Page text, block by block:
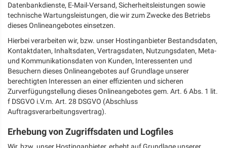
Datenbankdienste, E-Mail-Versand, Sicherheitsleistungen sowie
technische Wartungsleistungen, die wir zum Zwecke des Betriebs
dieses Onlineangebotes einsetzen.
Hierbei verarbeiten wir, bzw. unser Hostinganbieter Bestandsdaten,
Kontaktdaten, Inhaltsdaten, Vertragsdaten, Nutzungsdaten, Meta-
und Kommunikationsdaten von Kunden, Interessenten und
Besuchern dieses Onlineangebotes auf Grundlage unserer
berechtigten Interessen an einer effizienten und sicheren
Zurverfügungstellung dieses Onlineangebotes gem. Art. 6 Abs. 1 lit.
f DSGVO i.V.m. Art. 28 DSGVO (Abschluss
Auftragsverarbeitungsvertrag).
Erhebung von Zugriffsdaten und Logfiles
Wir, bzw. unser Hostinganbieter, erhebt auf Grundlage unserer